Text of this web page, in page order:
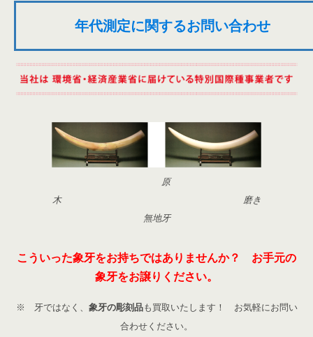
年代測定に関するお問い合わせ
原
木 磨き
無地牙
こういった象牙をお持ちではありませんか？ お手元の
象牙をお譲りください。
※ 牙ではなく、 象牙の彫刻品も買取いたします！ お気軽にお問い
合わせください。